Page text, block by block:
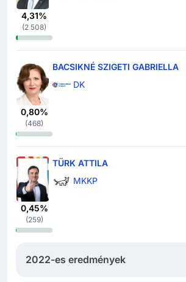
4,31%
(2 508)
0,80%
(468)
BACSIKNÉ SZIGETI GABRIELLA
DK
0,45%
(259)
TÜRK ATTILA
MKKP
2022-es eredmények